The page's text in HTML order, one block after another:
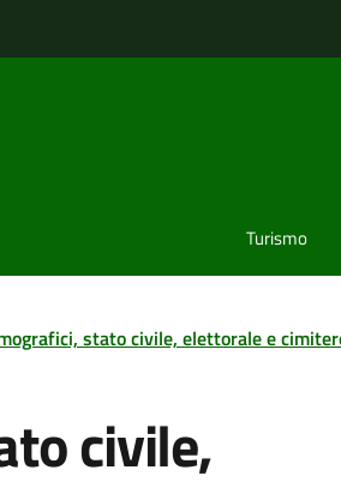
Turismo
stato civile, elettorale e
civile,